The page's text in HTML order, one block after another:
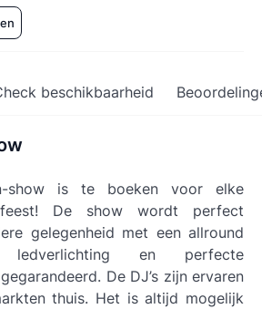
beschikbaarheid
show is te boeken voor elke
De show wordt perfect
gelegenheid met een allround
en perfecte
De DJ’s zijn ervaren
thuis. Het is altijd mogelijk